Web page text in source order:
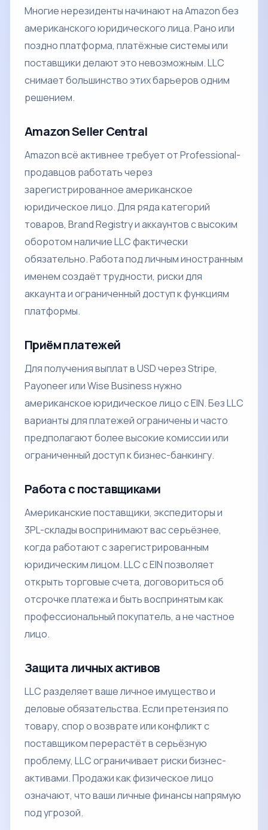
Многие нерезиденты начинают на Amazon без
американского юридического лица. Рано или
поздно платформа, платёжные системы или
поставщики делают это невозможным. LLC
снимает большинство этих барьеров одним
решением.
Amazon Seller Central
Amazon всё активнее требует от Professional-
продавцов работать через
зарегистрированное американское
юридическое лицо. Для ряда категорий
товаров, Brand Registry и аккаунтов с высоким
оборотом наличие LLC фактически
обязательно. Работа под личным иностранным
именем создаёт трудности, риски для
аккаунта и ограниченный доступ к функциям
платформы.
Приём платежей
Для получения выплат в USD через Stripe,
Payoneer или Wise Business нужно
американское юридическое лицо с EIN. Без LLC
варианты для платежей ограничены и часто
предполагают более высокие комиссии или
ограниченный доступ к бизнес-банкингу.
Работа с поставщиками
Американские поставщики, экспедиторы и
3PL-склады воспринимают вас серьёзнее,
когда работают с зарегистрированным
юридическим лицом. LLC с EIN позволяет
открыть торговые счета, договориться об
отсрочке платежа и быть воспринятым как
профессиональный покупатель, а не частное
лицо.
Защита личных активов
LLC разделяет ваше личное имущество и
деловые обязательства. Если претензия по
товару, спор о возврате или конфликт с
поставщиком перерастёт в серьёзную
проблему, LLC ограничивает риски бизнес-
активами. Продажи как физическое лицо
означают, что ваши личные финансы напрямую
под угрозой.